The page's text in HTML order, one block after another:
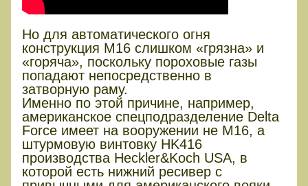
Но для автоматического огня
конструкция М16 слишком «грязна» и
«горяча», поскольку пороховые газы
попадают непосредственно в
затворную раму.
Именно по этой причине, например,
американское спецподразделение Delta
Force имеет на вооружении не М16, а
штурмовую винтовку HK416
производства Heckler&Koch USA, в
которой есть нижний ресивер с